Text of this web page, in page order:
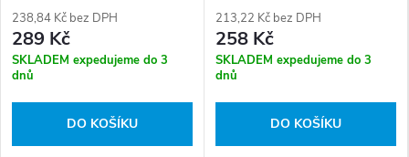
238,84 Kč bez DPH
289 Kč
SKLADEM expedujeme do 3
dnů
DO KOŠÍKU
213,22 Kč bez DPH
258 Kč
SKLADEM expedujeme do 3
dnů
DO KOŠÍKU